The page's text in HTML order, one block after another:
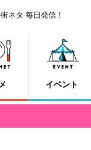
ネタ 毎日発信！
イベント